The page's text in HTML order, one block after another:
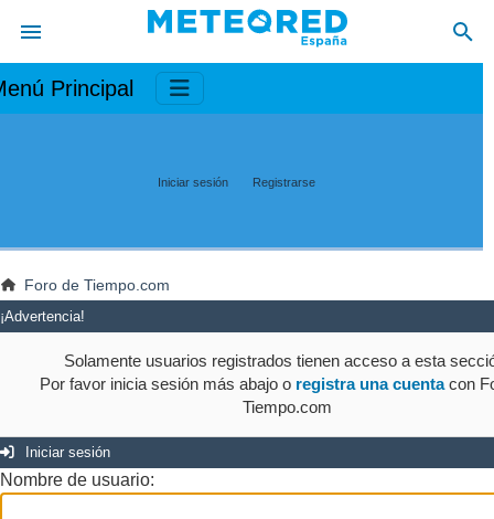
Principal
Iniciar sesión Registrarse
Foro de Tiempo.com
¡Advertencia!
Solamente usuarios registrados tienen acceso a esta
Por favor inicia sesión más abajo o registra una cuentacon
Tiempo.com
Iniciar sesión
Nombre de usuario: